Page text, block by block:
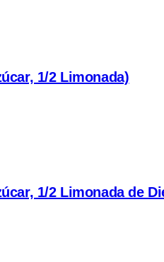
1/2 Limonada)
1/2 Limonada de